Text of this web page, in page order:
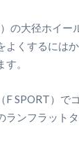
の大径ホイー
よくするには
。
F SPORT）で
ランフラット